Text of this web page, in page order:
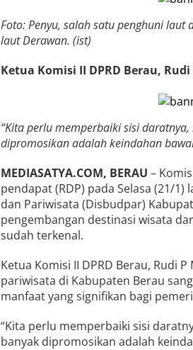
Foto: Penyu, salah satu penghuni
laut Derawan. (ist)
Ketua Komisi II DPRD Berau,
“Kita perlu memperbaiki sisi
dipromosikan adalah keindahan
MEDIASATYA.COM, BERAU –
pendapat (RDP) pada Selasa (21/
dan Pariwisata (Disbudpar)
pengembangan destinasi wisata
sudah terkenal.
Ketua Komisi II DPRD Berau, Rudi
pariwisata di Kabupaten Berau
manfaat yang signifikan bagi
“Kita perlu memperbaiki sisi
banyak dipromosikan adalah